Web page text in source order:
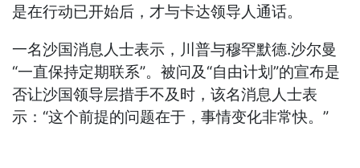
是在行动已开始后，才与卡达领导人通话。
一名沙国消息人士表示，川普与穆罕默德.沙尔曼
“一直保持定期联系”。被问及“自由计划”的宣布是
否让沙国领导层措手不及时，该名消息人士表
示：“这个前提的问题在于，事情变化非常快。”